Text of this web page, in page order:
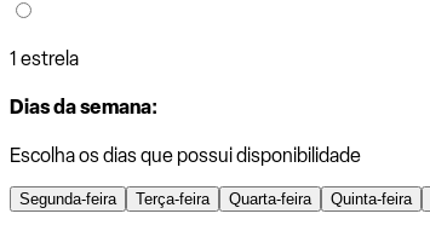
1 estrela
Dias da semana:
Escolha os dias que possui disponibilidade
Segunda-feira Terça-feira Quarta-feira Quinta-feira